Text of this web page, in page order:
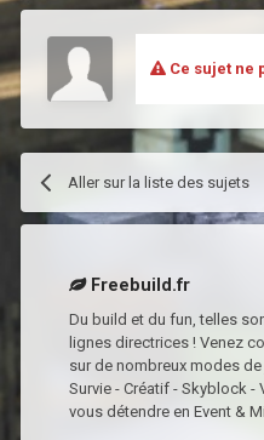
Ce sujet ne
Aller sur la liste des sujets
Freebuild.fr
Du build et du fun, telles
lignes directrices ! Venez
sur de nombreux modes de
Survie - Créatif - Skyblock -
vous détendre en Event &